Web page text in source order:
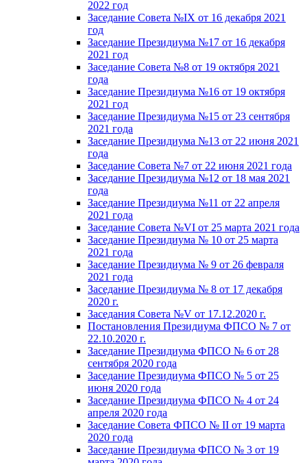
2022 год
Заседание Совета №IX от 16 декабря 2021
год
Заседание Президиума №17 от 16 декабря
2021 год
Заседание Совета №8 от 19 октября 2021
года
Заседание Президиума №16 от 19 октября
2021 год
Заседание Президиума №15 от 23 сентября
2021 года
Заседание Президиума №13 от 22 июня 2021
года
Заседание Совета №7 от 22 июня 2021 года
Заседание Президиума №12 от 18 мая 2021
года
Заседание Президиума №11 от 22 апреля
2021 года
Заседание Совета №VI от 25 марта 2021 года
Заседание Президиума № 10 от 25 марта
2021 года
Заседание Президиума № 9 от 26 февраля
2021 года
Заседание Президиума № 8 от 17 декабря
2020 г.
Заседания Совета №V от 17.12.2020 г.
Постановления Президиума ФПСО № 7 от
22.10.2020 г.
Заседание Президиума ФПСО № 6 от 28
сентября 2020 года
Заседание Президиума ФПСО № 5 от 25
июня 2020 года
Заседание Президиума ФПСО № 4 от 24
апреля 2020 года
Заседание Совета ФПСО № II от 19 марта
2020 года
Заседание Президиума ФПСО № 3 от 19